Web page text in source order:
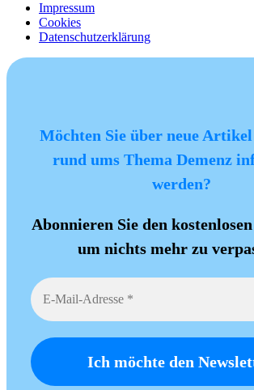
Impressum
Cookies
Datenschutzerklärung
Möchten Sie über neue
rund ums Thema Demenz
werden?
Abonnieren Sie den
um nichts mehr zu